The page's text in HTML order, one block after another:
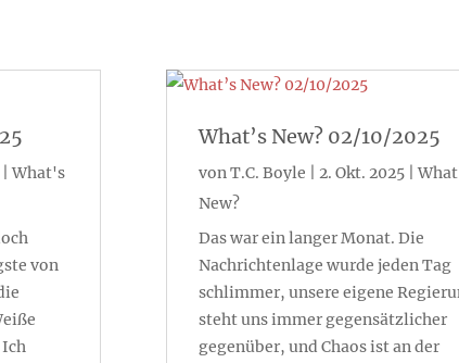
What's
von
What’s New? 02/10/2025
vonT.C. Boyle 2. Okt. 2025|
New?
Das war ein langer Monat. Die
Nachrichtenlage wurde jeden Tag
schlimmer, unsere eigene
steht uns immer gegensätzlicher
gegenüber, und Chaos ist an der